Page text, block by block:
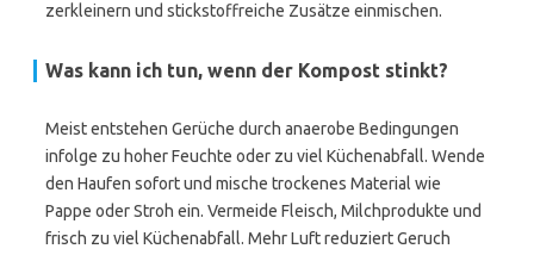
zerkleinern und stickstoffreiche Zusätze einmischen.
Was kann ich tun, wenn der Kompost stinkt?
Meist entstehen Gerüche durch anaerobe Bedingungen
infolge zu hoher Feuchte oder zu viel Küchenabfall. Wende
den Haufen sofort und mische trockenes Material wie
Pappe oder Stroh ein. Vermeide Fleisch, Milchprodukte und
frisch zu viel Küchenabfall. Mehr Luft reduziert Geruch